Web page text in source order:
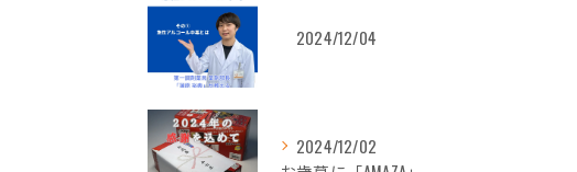
2024/12/04
2024/12/02